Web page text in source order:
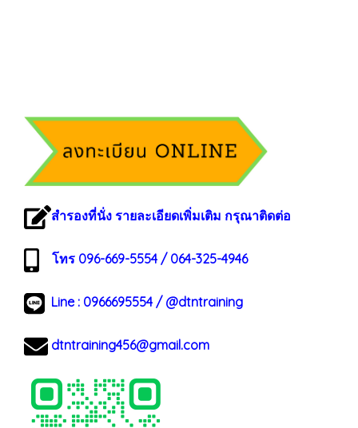
สำรองที่นั่ง รายละเอียดเพิ่มเติม กรุณาติดต่อ
โทร 096-669-5554 / 064-325-4946
Line : 0966695554/ @dtntraining
dtntraining456@gmail.com